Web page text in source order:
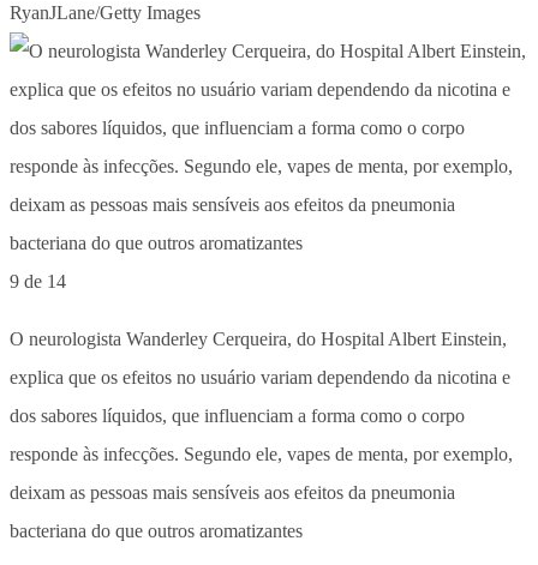
RyanJLane/Getty Images
9 de 14
O neurologista Wanderley Cerqueira, do Hospital Albert Einstein,
explica que os efeitos no usuário variam dependendo da nicotina e
dos sabores líquidos, que influenciam a forma como o corpo
responde às infecções. Segundo ele, vapes de menta, por exemplo,
deixam as pessoas mais sensíveis aos efeitos da pneumonia
bacteriana do que outros aromatizantes